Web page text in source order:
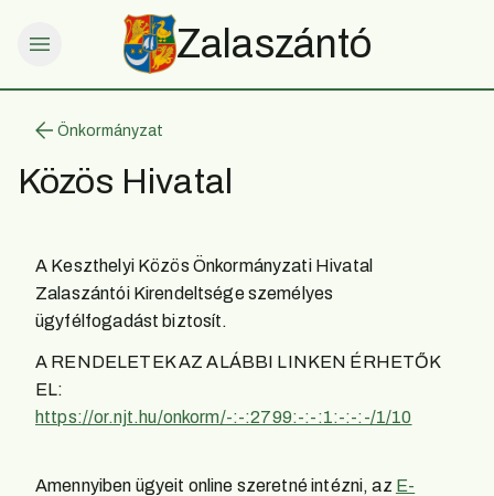
Zalaszántó
Önkormányzat
Közös Hivatal
A Keszthelyi Közös Önkormányzati Hivatal
Zalaszántói Kirendeltsége személyes
A RENDELETEK AZ ALÁBBI LINKEN ÉRHETŐK
https://or.njt.hu/onkorm/-:-:2799:-:-:1:-:-:-/1/10
Amennyiben ügyeit online szeretné intézni, az E-